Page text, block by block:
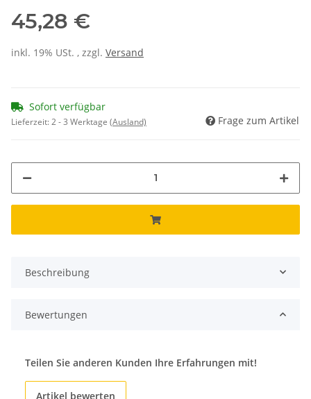
45,28 €
inkl. 19% USt. , zzgl. Versand
Sofort verfügbar
Lieferzeit:2 - 3 Werktage (Ausland) Frage zum Artikel
Beschreibung
Bewertungen
Teilen Sie anderen Kunden Ihre Erfahrungen mit!
Artikel bewerten